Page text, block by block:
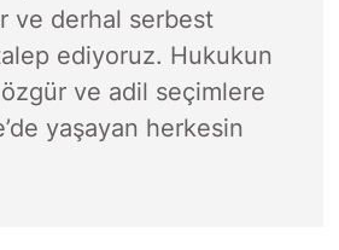
ve derhal serbest
talep ediyoruz. Hukukun
ve adil seçimlere
yaşayan herkesin